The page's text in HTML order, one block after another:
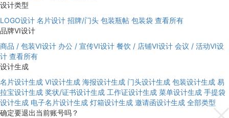
设计类型
LOGO设计 名片设计 招牌/门头 包装瓶帖 包装袋 查看所有
品牌VI设计
商品 / 包装VI设计 办公 / 宣传VI设计 餐饮 / 店铺VI设计 会议 / 活动VI设
计 查看所有
设计生成
名片设计生成 VI设计生成 海报设计生成 门头设计生成 包装设计生成 易
拉宝设计生成 奖状/证书设计生成 工作证设计生成 菜单设计生成 手提袋
设计生成 电子名片设计生成 灯箱设计生成 邀请函设计生成 全部类型
确定要退出当前账号吗？